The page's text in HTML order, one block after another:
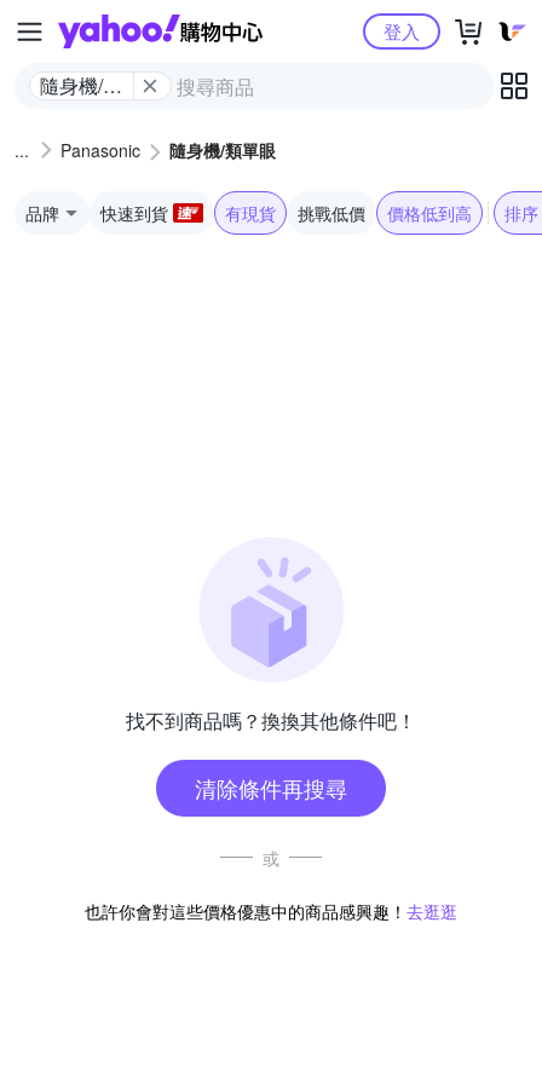
Yahoo購物中心
隨身機/類
登入
Panasonic 隨身機/類單眼
品牌 快速到貨 有現貨 挑戰低價 價格低到高 排序
找不到商品嗎？換換其他條件吧！
清除條件再搜尋
或
也許你會對這些價格優惠中的商品感興趣！ 去逛逛